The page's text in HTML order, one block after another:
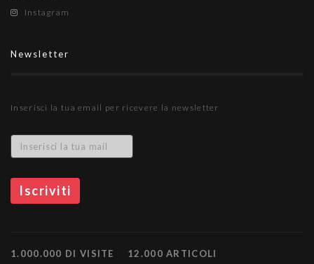
Instagram
Newsletter
Inserisci la tua email per ricevere la newsletter
1.000.000 DI VISITE 12.000 ARTICOLI